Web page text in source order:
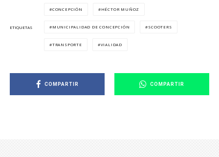
ETIQUETAS
CONCEPCIÓN HÉCTOR MUÑOZ
MUNICIPALIDAD DE CONCEPCIÓN SCOOTERS
TRANSPORTE VIALIDAD
COMPARTIR COMPARTIR